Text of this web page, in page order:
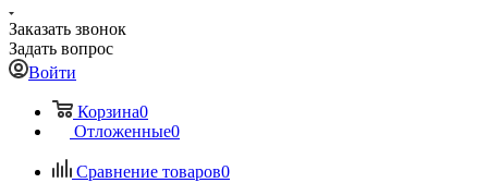
Заказать звонок
Задать вопрос
Войти
Корзина0
Отложенные0
Сравнение товаров0